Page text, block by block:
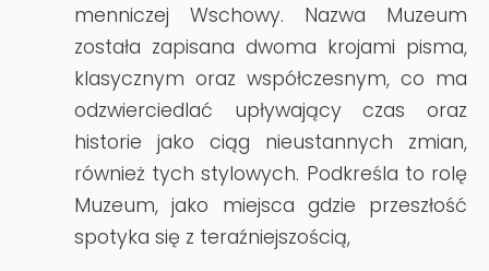
menniczej Wschowy. Nazwa Muzeum
została zapisana dwoma krojami pisma,
klasycznym oraz współczesnym, co ma
odzwierciedlać upływający czas oraz
historie jako ciąg nieustannych zmian,
również tych stylowych. Podkreśla to rolę
Muzeum, jako miejsca gdzie przeszłość
spotyka się z teraźniejszością,